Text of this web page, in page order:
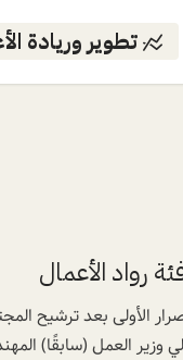
تطوير وريادة
رواد الأعمال
الأولى بعد ترشيح
وزير العمل (سابقًا)